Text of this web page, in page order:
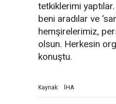
tetkiklerimi
beni aradılar ve
hemşirelerimiz,
olsun. Herkesin
konuştu.
Kaynak: İHA